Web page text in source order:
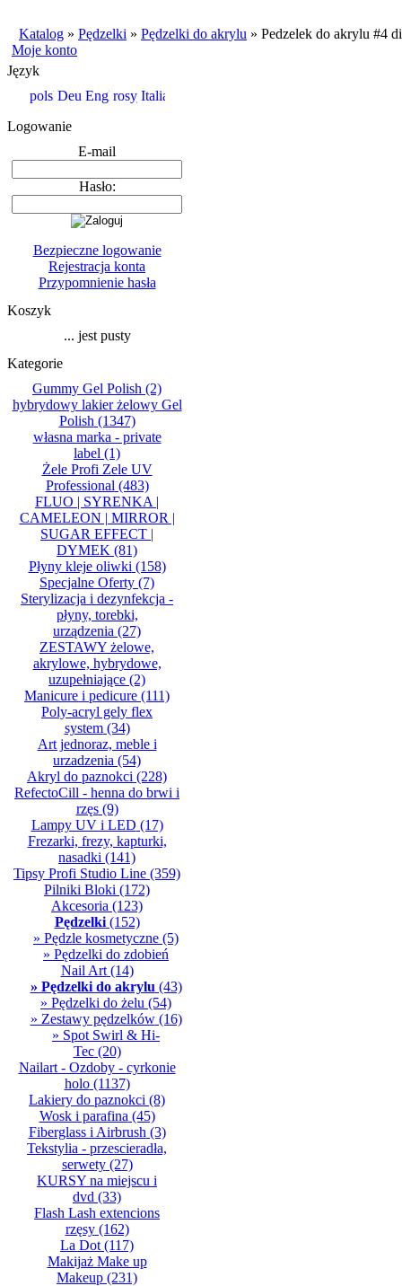
Katalog » Pędzelki » Pędzelki do akrylu » Pedzelek do akrylu #4
Moje konto
Język
Logowanie
E-mail
Hasło:
Bezpieczne logowanie
Rejestracja konta
Przypomnienie hasła
Koszyk
... jest pusty
Kategorie
Gummy Gel Polish (2)
hybrydowy lakier żelowy Gel
Polish (1347)
własna marka - private
label (1)
Żele Profi Zele UV
Professional (483)
FLUO | SYRENKA |
CAMELEON | MIRROR |
SUGAR EFFECT |
DYMEK (81)
Płyny kleje oliwki (158)
Specjalne Oferty (7)
Sterylizacja i dezynfekcja -
płyny, torebki,
urządzenia (27)
ZESTAWY żelowe,
akrylowe, hybrydowe,
uzupełniające (2)
Manicure i pedicure (111)
Poly-acryl gely flex
system(34)
Art jednoraz, meble i
urzadzenia (54)
Akryl do paznokci (228)
RefectoCill - henna do brwi i
rzęs(9)
Lampy UV i LED (17)
Frezarki, frezy, kapturki,
nasadki (141)
Tipsy Profi Studio Line (359)
Pilniki Bloki (172)
Akcesoria (123)
Pędzelki(152)
» Pędzle kosmetyczne (5)
» Pędzelki do zdobień
Nail Art(14)
» Pędzelki do akrylu (43)
» Pędzelki do żelu (54)
» Zestawy pędzelków(16)
» Spot Swirl & Hi-
Tec(20)
Nailart - Ozdoby - cyrkonie
holo(1137)
Lakiery do paznokci (8)
Wosk i parafina (45)
Fiberglass i Airbrush (3)
Tekstylia - przescieradła,
serwety(27)
KURSY na miejscu i
dvd (33)
Flash Lash extencions
rzęsy(162)
La Dot (117)
Makijaż Make up
Makeup (231)